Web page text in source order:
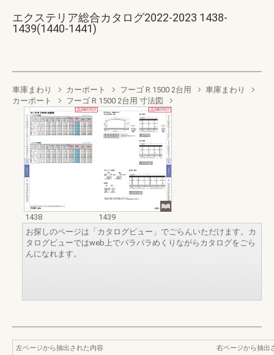
エクステリア総合カタログ2022-2023 1438-
1439(1440-1441)
車庫まわり カーポート フーゴ R 1500 2台用
車庫まわり
カーポート
フーゴ R 1500 2台用 寸法図
1438
1439
お探しのページは「カタログビュー」でごらんいただけます。カ
タログビューではweb上でパラパラめくりながらカタログをごら
んになれます。
左ページから抽出された内容
右ページから抽出